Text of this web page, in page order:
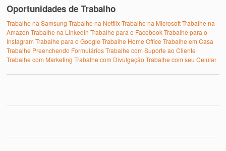
Oportunidades de Trabalho
Trabalhe na Samsung Trabalhe na NetflixTrabalhe na MicrosoftTrabalhe na
Amazon Trabalhe na Linkedin Trabalhe para o FacebookTrabalhe para o
Instagram Trabalhe para o Google Trabalhe Home Office Trabalhe em Casa
Trabalhe Preenchendo FormuláriosTrabalhe com Suporte ao Cliente
Trabalhe com Marketing Trabalhe com Divulgação Trabalhe com seu Celular